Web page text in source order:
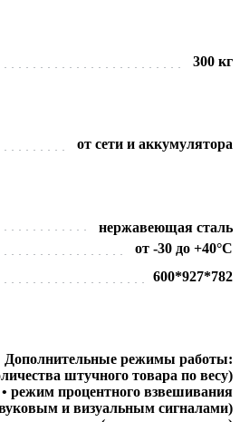
300 кг
от сети и аккумулятора
нержавеющая сталь
от -30 до +40°С
600*927*782
Дополнительные режимы работы:
штучного товара по весу)
• режим процентного взвешивания
и визуальным сигналами)